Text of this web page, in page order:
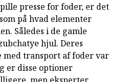
presse for foder, er det
på hvad elementer
Således i de gamle
hjul. Deres
med transport af foder var
er disse optioner